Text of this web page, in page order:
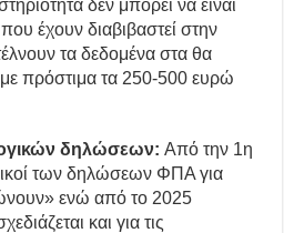
δεν μπορεί να είναι
έχουν διαβιβαστεί στην
τα δεδομένα στα θα
με πρόστιμα τα 250-500 ευρώ
δηλώσεων: Από την 1η
των δηλώσεων ΦΠΑ για
ενώ από το 2025
και για τις